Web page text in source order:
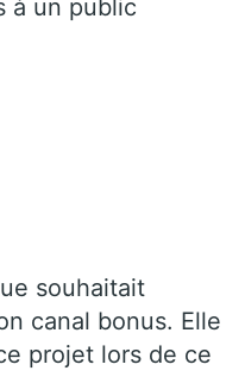
à un public
souhaitait
canal bonus. Elle
projet lors de ce